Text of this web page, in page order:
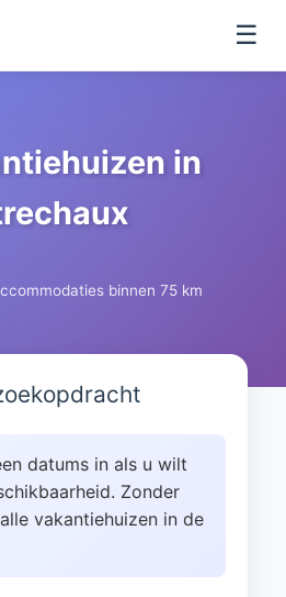
☰
in
binnen 75 km
datums in als u wilt
Zonder
vakantiehuizen in de